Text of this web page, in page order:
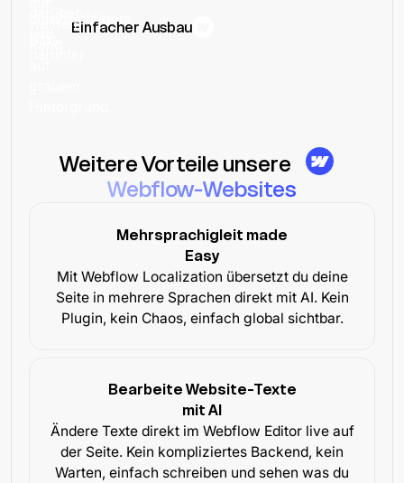
Einfacher Ausbau
Weitere Vorteile unsere
Webflow-Websites
Mehrsprachigleit made
Easy
Mit Webflow Localization übersetzt du deine
Seite in mehrere Sprachen direkt mit AI. Kein
Plugin, kein Chaos, einfach global sichtbar.
Bearbeite Website-Texte
mit AI
Ändere Texte direkt im Webflow Editor live auf
der Seite. Kein kompliziertes Backend, kein
Warten, einfach schreiben und sehen was du